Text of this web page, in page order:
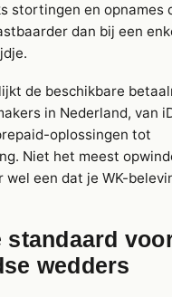
stortingen en opnames
dan bij een
de beschikbare
in Nederland, van
oplossingen tot
Niet het meest
wel een dat je WK-
standaard
wedders